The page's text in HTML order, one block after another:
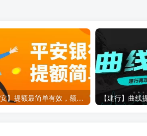
【平安】提额最简单有效，额度从3000到50000